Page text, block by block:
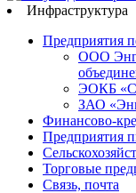
Инфраструктура
Предприятия
ООО
ЭОКБ
ЗАО
Финансово-
Предприятия
Торговые
Связь, почта